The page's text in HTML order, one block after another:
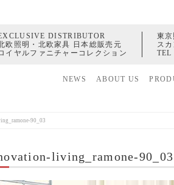
DISTRIBUTOR
欧照明・北欧家具 日本総販売元
イヤルファニチャーコレクション
東
ス
TEL
NEWS ABOUT US
90_03
living_ramone-90_03